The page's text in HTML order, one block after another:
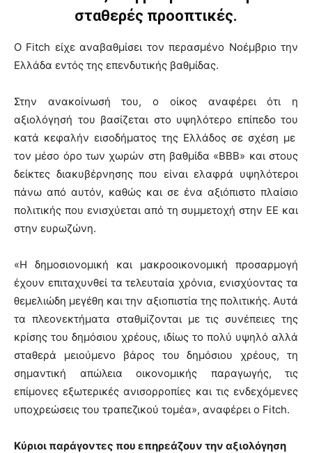
σταθερές προοπτικές.
Ο Fitch είχε αναβαθμίσει τον περασμένο Νοέμβριο την
Ελλάδα εντός της επενδυτικής βαθμίδας.
Στην ανακοίνωσή του, ο οίκος αναφέρει ότι η
αξιολόγησή του βασίζεται στο υψηλότερο επίπεδο του
κατά κεφαλήν εισοδήματος της Ελλάδος σε σχέση με
τον μέσο όρο των χωρών στη βαθμίδα «BBB» και στους
δείκτες διακυβέρνησης που είναι ελαφρά υψηλότεροι
πάνω από αυτόν, καθώς και σε ένα αξιόπιστο πλαίσιο
πολιτικής που ενισχύεται από τη συμμετοχή στην ΕΕ και
στην ευρωζώνη.
«Η δημοσιονομική και μακροοικονομική προσαρμογή
έχουν επιταχυνθεί τα τελευταία χρόνια, ενισχύοντας τα
θεμελιώδη μεγέθη και την αξιοπιστία της πολιτικής. Αυτά
τα πλεονεκτήματα σταθμίζονται με τις συνέπειες της
κρίσης του δημόσιου χρέους, ιδίως το πολύ υψηλό αλλά
σταθερά μειούμενο βάρος του δημόσιου χρέους, τη
σημαντική απώλεια οικονομικής παραγωγής, τις
επίμονες εξωτερικές ανισορροπίες και τις ενδεχόμενες
υποχρεώσεις του τραπεζικού τομέα», αναφέρει ο Fitch.
Κύριοι παράγοντες που επηρεάζουν την αξιολόγηση